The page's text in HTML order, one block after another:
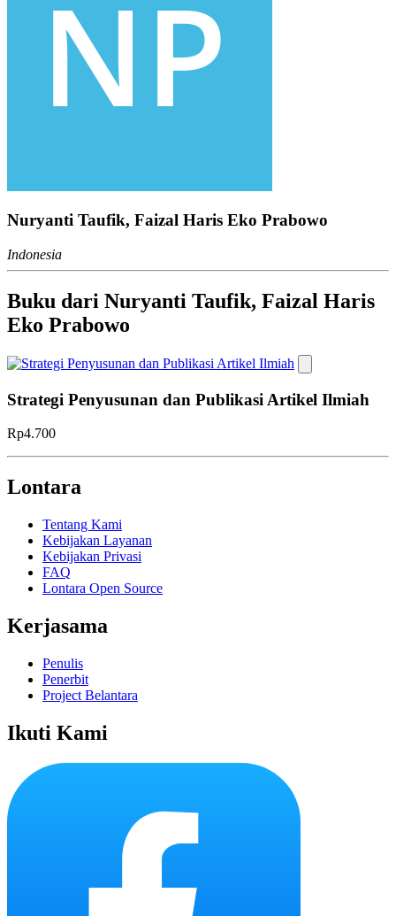
Nuryanti Taufik, Faizal Haris Eko Prabowo
Indonesia
Buku dari Nuryanti Taufik, Faizal Haris
Eko Prabowo
Strategi Penyusunan dan Publikasi Artikel Ilmiah
Rp4.700
Lontara
Tentang Kami
Kebijakan Layanan
Kebijakan Privasi
FAQ
Lontara Open Source
Kerjasama
Penulis
Penerbit
Project Belantara
Ikuti Kami